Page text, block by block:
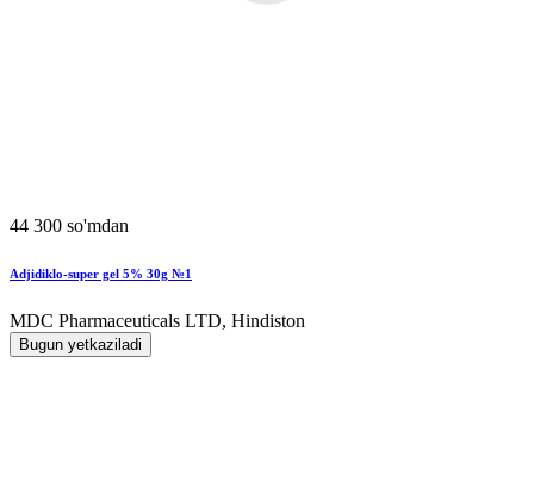
44 300 so'mdan
Adjidiklo-super gel 5% 30g №1
MDC Pharmaceuticals LTD, Hindiston
Bugun yetkaziladi